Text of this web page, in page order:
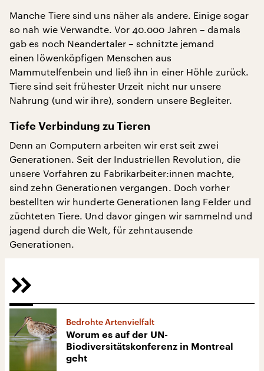
Manche Tiere sind uns näher als andere. Einige sogar
so nah wie Verwandte. Vor 40.000 Jahren – damals
gab es noch Neandertaler – schnitzte jemand
einen löwenköpfigen Menschen aus
Mammutelfenbein und ließ ihn in einer Höhle zurück.
Tiere sind seit frühester Urzeit nicht nur unsere
Nahrung (und wir ihre), sondern unsere Begleiter.
Tiefe Verbindung zu Tieren
Denn an Computern arbeiten wir erst seit zwei
Generationen. Seit der Industriellen Revolution, die
unsere Vorfahren zu Fabrikarbeiter:innen machte,
sind zehn Generationen vergangen. Doch vorher
bestellten wir hunderte Generationen lang Felder und
züchteten Tiere. Und davor gingen wir sammelnd und
jagend durch die Welt, für zehntausende
Generationen.
Bedrohte Artenvielfalt
Worum es auf der UN-
Biodiversitätskonferenz in Montreal
geht